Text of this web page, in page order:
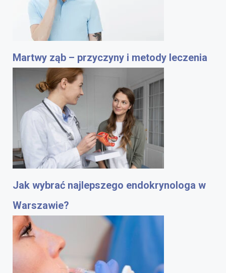
Martwy ząb – przyczyny i metody leczenia
Jak wybrać najlepszego endokrynologa w
Warszawie?